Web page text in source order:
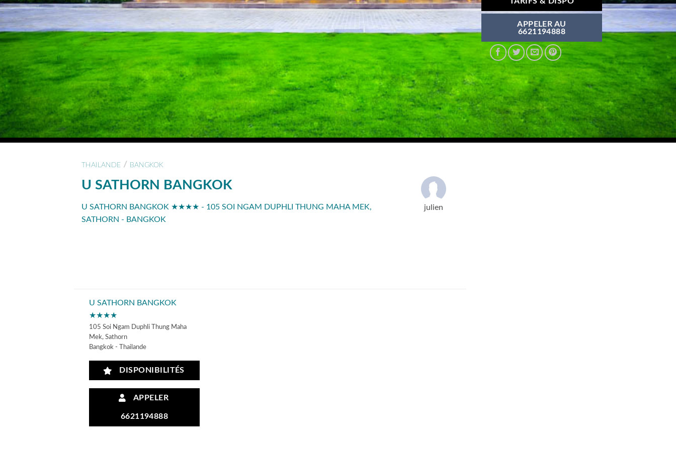
THAILANDE / BANGKOK
U SATHORN BANGKOK
U SATHORN BANGKOK ★★★★ - 105 SOI NGAM DUPHLI THUNG MAHA MEK,
SATHORN - BANGKOK
julien
U SATHORN BANGKOK
★★★★
105 Soi Ngam Duphli Thung Maha
Mek, Sathorn
Bangkok - Thailande
DISPONIBILITÉS
APPELER
6621194888
APPELER AU
6621194888